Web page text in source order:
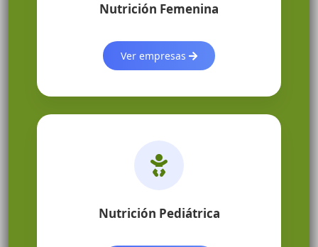
Nutrición Femenina
Ver empresas
Nutrición Pediátrica